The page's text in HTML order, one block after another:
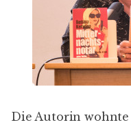
Die Autorin wohnte